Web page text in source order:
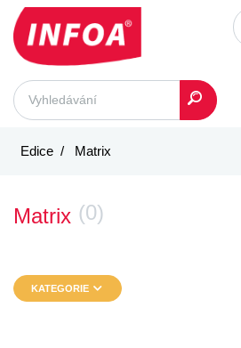
Edice Matrix
Matrix (0)
KATEGORIE